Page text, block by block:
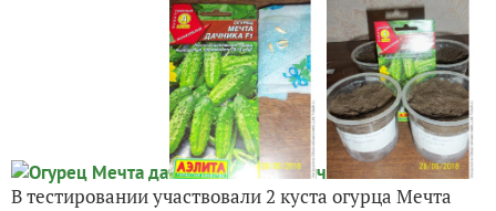
В тестировании участвовали 2 куста огурца Мечта